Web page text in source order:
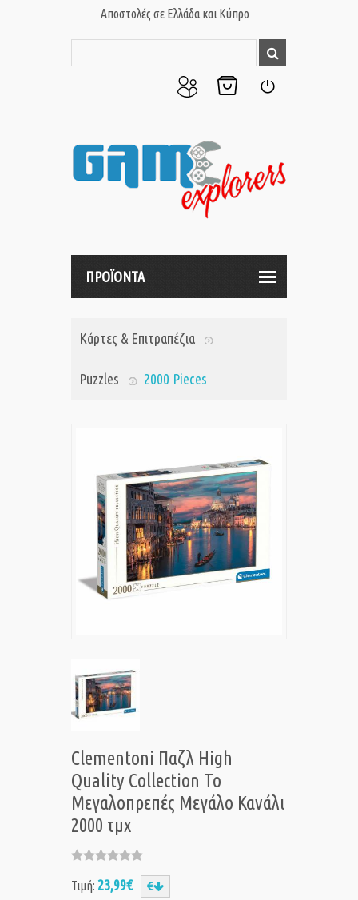
Αποστολές σε Ελλάδα και Κύπρο
μου
ΠΡΟΪΟΝΤΑ
Κάρτες & Επιτραπέζια
Puzzles 2000 Pieces
Clementoni Παζλ High
Quality Collection Το
Μεγαλοπρεπές Μεγάλο Κανάλι
2000 τμχ
Τιμή: 23,99€